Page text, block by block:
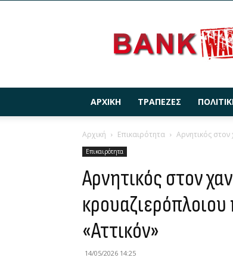
ΑΡΧΙΚΉ ΤΡΆΠΕΖΕΣ
Αρχική Επικαιρότητα Αρνητικός
Επικαιρότητα
Αρνητικός στον
«Αττικόν»
14/05/2026 14:25